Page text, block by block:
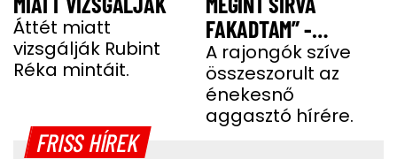
Áttét miatt
vizsgálják Rubint
Réka mintáit.
FAKADTAM” -
TELJESEN ÖSSZETÖRT
MISS MOOD
A rajongók szíve
összeszorult az
énekesnő
aggasztó hírére.
FRISS HÍREK